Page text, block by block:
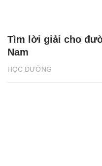
HỌC ĐƯỜNG
Tìm lời giải cho
Nam